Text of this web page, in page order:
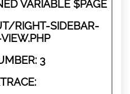
VARIABLE $PAGE
RIGHT-SIDEBAR-
3